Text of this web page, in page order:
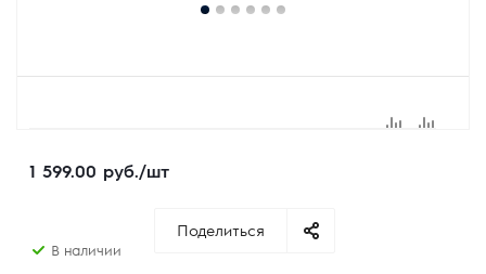
1 599.00 руб./шт
В наличии
Поделиться